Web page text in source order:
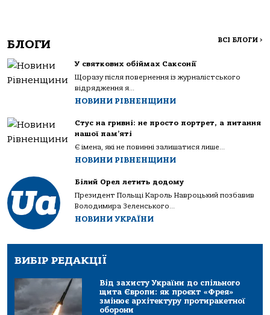
БЛОГИ ВСІ БЛОГИ >
У святкових обіймах Саксонії
Щоразу після повернення із журналістського
відрядження я...
НОВИНИ РІВНЕНЩИНИ
Стус на гривні: не просто портрет, а питання
нашої пам’яті
Є імена, які не повинні залишатися лише...
НОВИНИ РІВНЕНЩИНИ
Білий Орел летить додому
Президент Польщі Кароль Навроцький позбавив
Володимира Зеленського...
НОВИНИ УКРАЇНИ
ВИБІР РЕДАКЦІЇ
Від захисту України до спільного
щита Європи: як проєкт «Фрея»
змінює архітектуру протиракетної
оборони